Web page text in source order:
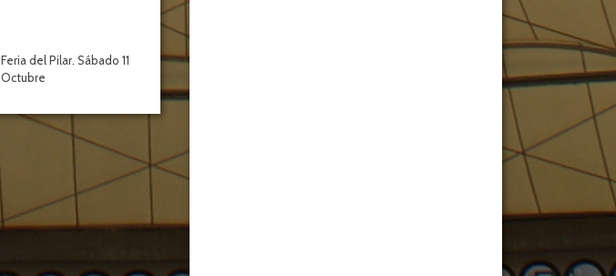
Feria del Pilar. Sábado 11
Octubre